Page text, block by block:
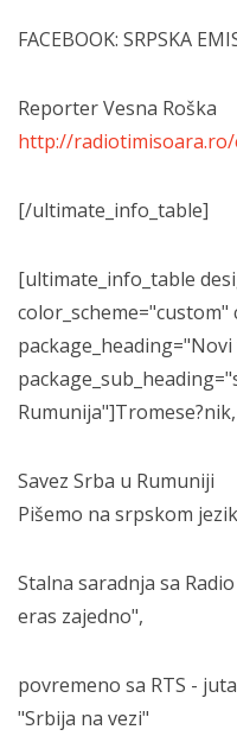
FACEBOOK: SRPSKA
Reporter Vesna Roška
http://
[/ultimate_info_table]
[ultimate_info_table
Savez Srba u Rumuniji
Pišemo na srpskom
Stalna saradnja sa
eras zajedno",
povremeno sa RTS -
"Srbija na vezi"